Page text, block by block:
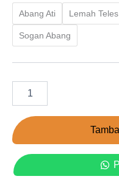
Abang Ati Lemah Teles
Sogan Abang